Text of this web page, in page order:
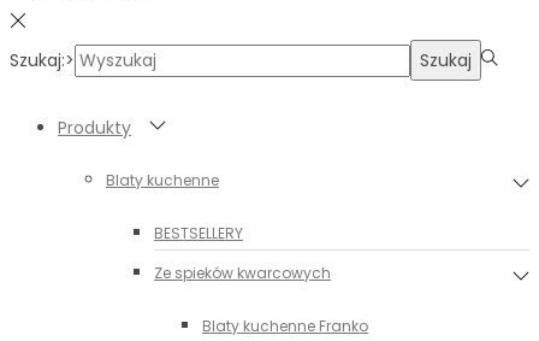
Szukaj:> Szukaj
Produkty
Blaty kuchenne
BESTSELLERY
Ze spieków kwarcowych
Blaty kuchenne Franko